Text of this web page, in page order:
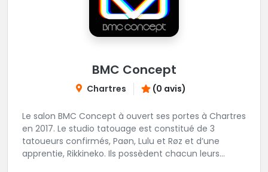
BMC Concept
Chartres (0 avis)
Le salon BMC Concept à ouvert ses portes à Chartres
en 2017. Le studio tatouage est constitué de 3
tatoueurs confirmés, Paøn, Lulu et Røz et d’une
apprentie, Rikkineko. Ils possèdent chacun leurs